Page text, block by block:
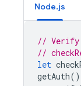
Node.js
// Verify
//
let
getAuth()